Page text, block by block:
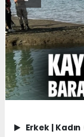
Erkek Kadın